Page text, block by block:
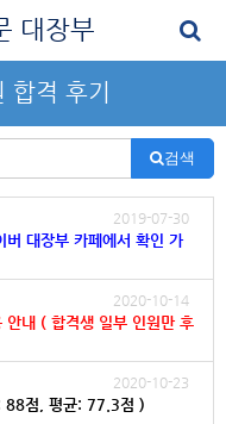
대장부
격 후기
검색
2019-07-30
대장부 카페에서 확인 가
2020-10-14
내 ( 합격생 일부 인원만 후
2020-10-23
88점, 평균: 77.3점 )